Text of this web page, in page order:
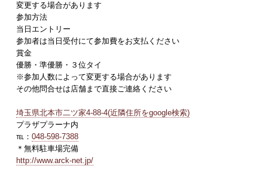
変更する場合があります
参加方法
当日エントリー
参加者は当日受付にて参加費をお支払ください
賞金
優勝・準優勝・３位タイ
※参加人数によって変更する場合があります
その他問合せは店舗まで直接ご連絡ください
埼玉県北本市二ツ家4-88-4(近隣住所をgoogle検索)
プラザプラーナ内
℡： 048-598-7388
＊無料駐車場完備
http://www.arck-net.jp/